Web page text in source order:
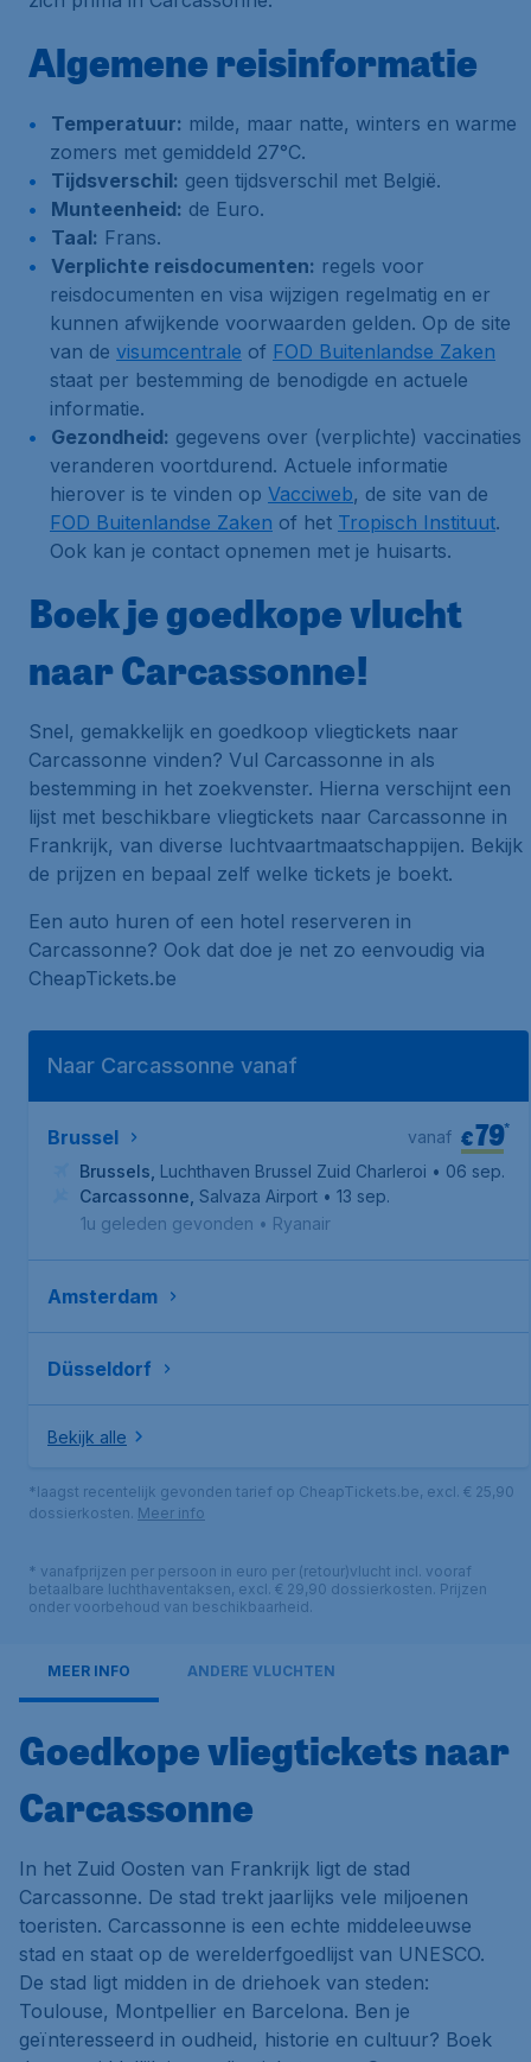
Algemene reisinformatie
Temperatuur: milde, maar natte, winters en warme
zomers met gemiddeld 27°C.
Tijdsverschil: geen tijdsverschil met België.
Munteenheid: de Euro.
Taal: Frans.
Verplichte reisdocumenten: regels voor
reisdocumenten en visa wijzigen regelmatig en er
kunnen afwijkende voorwaarden gelden. Op de site
van de visumcentrale of FOD Buitenlandse Zaken
staat per bestemming de benodigde en actuele
informatie.
Gezondheid: gegevens over (verplichte) vaccinaties
veranderen voortdurend. Actuele informatie
hierover is te vinden op Vacciweb, de site van de
FOD Buitenlandse Zaken of het Tropisch Instituut.
Ook kan je contact opnemen met je huisarts.
Boek je goedkope vlucht
naar Carcassonne!
Snel, gemakkelijk en goedkoop vliegtickets naar
Carcassonne vinden? Vul Carcassonne in als
bestemming in het zoekvenster. Hierna verschijnt een
lijst met beschikbare vliegtickets naar Carcassonne in
Frankrijk, van diverse luchtvaartmaatschappijen. Bekijk
de prijzen en bepaal zelf welke tickets je boekt.
Een auto huren of een hotel reserveren in
Carcassonne? Ook dat doe je net zo eenvoudig via
CheapTickets.be
Naar Carcassonne vanaf
Brussel €79*
vanaf
Brussels Luchthaven Brussel Zuid Charleroi • 06 sep.
Carcassonne Salvaza Airport • 13 sep.
1u geleden gevonden • Ryanair
Amsterdam
Düsseldorf
Bekijk alle
*laagst recentelijk gevonden tarief op CheapTickets.be, excl. € 25,90
dossierkosten. Meer info
* vanafprijzen per persoon in euro per (retour)vlucht incl. vooraf
betaalbare luchthaventaksen, excl. € 29,90 dossierkosten. Prijzen
onder voorbehoud van beschikbaarheid.
MEER INFO ANDERE VLUCHTEN
Goedkope vliegtickets naar
Carcassonne
In het Zuid Oosten van Frankrijk ligt de stad
Carcassonne. De stad trekt jaarlijks vele miljoenen
toeristen. Carcassonne is een echte middeleeuwse
stad en staat op de werelderfgoedlijst van UNESCO.
De stad ligt midden in de driehoek van steden:
Toulouse, Montpellier en Barcelona. Ben je
geïnteresseerd in oudheid, historie en cultuur? Boek